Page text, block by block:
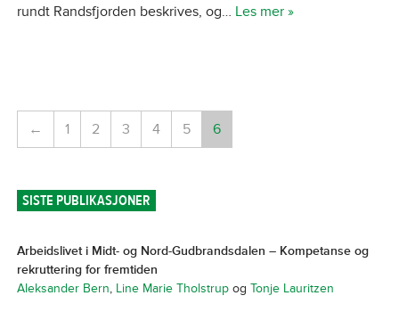
rundt Randsfjorden beskrives, og… Les mer »
← 1 2 3 4 5 6
SISTE PUBLIKASJONER
Arbeidslivet i Midt- og Nord-Gudbrandsdalen – Kompetanse og
rekruttering for fremtiden
Aleksander Bern, Line Marie Tholstrupog Tonje Lauritzen